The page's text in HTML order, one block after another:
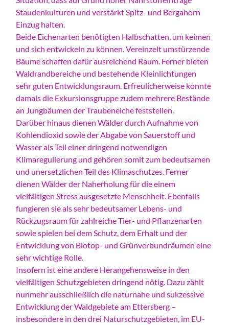
Staudenkulturen und verstärkt Spitz- und Bergahorn
Einzug halten.
Beide Eichenarten benötigten Halbschatten, um keimen
und sich entwickeln zu können. Vereinzelt umstürzende
Bäume schaffen dafür ausreichend Raum. Ferner bieten
Waldrandbereiche und bestehende Kleinlichtungen
sehr guten Entwicklungsraum. Erfreulicherweise konnte
damals die Exkursionsgruppe zudem mehrere Bestände
an Jungbäumen der Traubeneiche feststellen.
Darüber hinaus dienen Wälder durch Aufnahme von
Kohlendioxid sowie der Abgabe von Sauerstoff und
Wasser als Teil einer dringend notwendigen
Klimaregulierung und gehören somit zum bedeutsamen
und unersetzlichen Teil des Klimaschutzes. Ferner
dienen Wälder der Naherholung für die einem
vielfältigen Stress ausgesetzte Menschheit. Ebenfalls
fungieren sie als sehr bedeutsamer Lebens- und
Rückzugsraum für zahlreiche Tier- und Pflanzenarten
sowie spielen bei dem Schutz, dem Erhalt und der
Entwicklung von Biotop- und Grünverbundräumen eine
sehr wichtige Rolle.
Insofern ist eine andere Herangehensweise in den
vielfältigen Schutzgebieten dringend nötig. Dazu zählt
nunmehr ausschließlich die naturnahe und sukzessive
Entwicklung der Waldgebiete am Ettersberg –
insbesondere in den drei Naturschutzgebieten, im EU-